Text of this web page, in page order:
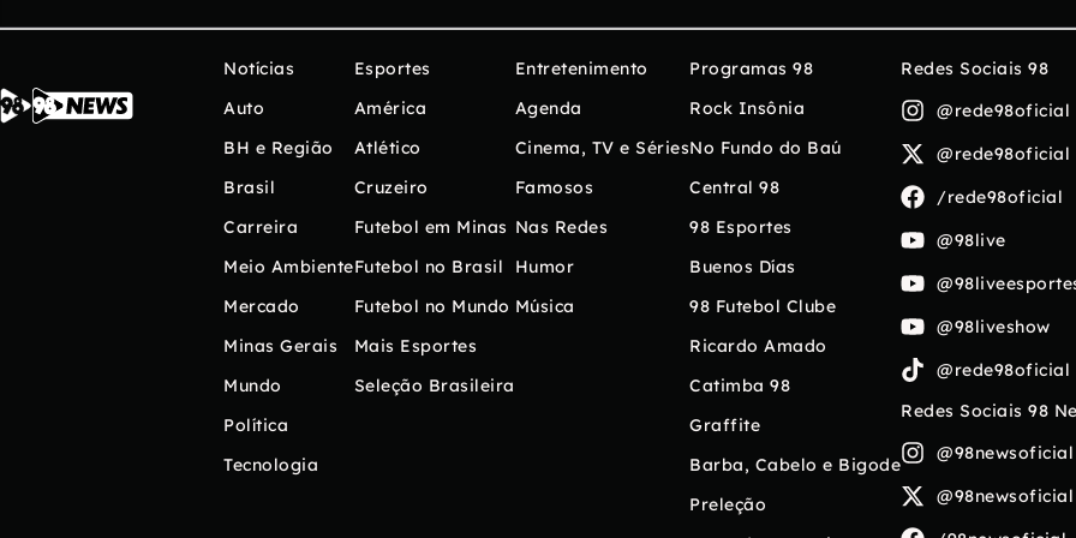
Notícias
Auto
BH e Região
Brasil
Carreira
Meio Ambiente
Mercado
Minas Gerais
Mundo
Política
Tecnologia
Esportes
América
Atlético
Cruzeiro
Futebol em Minas
Futebol no Brasil
Futebol no Mundo
Mais Esportes
Seleção Brasileira
Entretenimento
Agenda
Cinema, TV e Séries
Famosos
Nas Redes
Humor
Música
Programas 98
Rock Insônia
No Fundo do Baú
Central 98
98 Esportes
Buenos Días
98 Futebol Clube
Ricardo Amado
Catimba 98
Graffite
Barba, Cabelo e Bigode
Preleção
Redes Sociais 98
@rede98oficial
@rede98oficial
/rede98oficial
@98live
@98liveshow
@rede98oficial
Redes Sociais 98
@98newsoficial
@98newsoficial